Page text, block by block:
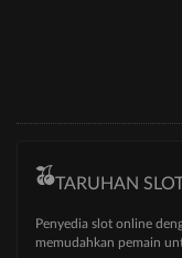
TARUHAN
Penyedia slot online
memudahkan pemain